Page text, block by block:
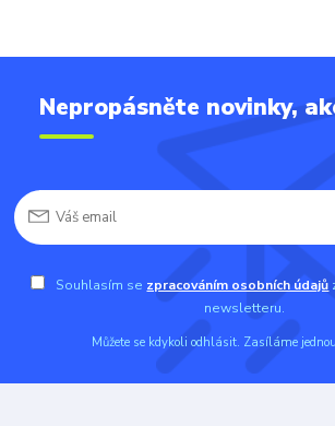
Nepropásněte novinky,
Souhlasím se zpracováním osobních údajů
newsletteru.
Můžete se kdykoli odhlásit. Zasíláme